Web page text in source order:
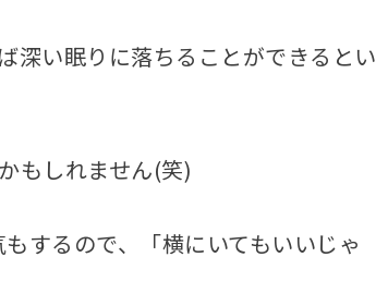
深い眠りに落ちることができるとい
もしれません(笑)
するので、「横にいてもいいじゃ